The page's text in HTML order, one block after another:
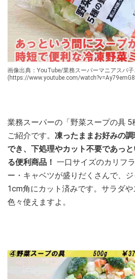
画像出典：YouTube/業務スーパーマニアスパ子
(https://www.youtube.com/
業務スーパーの「野菜スープの具
ご紹介です。 凍ったままお好みの
でき、下処理やカット不要であっ
る便利商品！ 一口サイズのカリフ
ー・キャベツが盛りだくさんで、
1cm角にカット済みです。サラダ
色々使えますよ。